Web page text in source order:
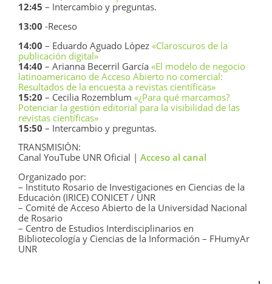
12:45 – Intercambio y preguntas.
13:00 -Receso
14:00 – Eduardo Aguado López «Claroscuros de la
publicación digital»
14:40 – Arianna Becerril García «El modelo de negocio
latinoamericano de Acceso Abierto no comercial:
Resultados de la encuesta a revistas científicas»
15:20 – Cecilia Rozemblum «¿Para qué marcamos?
Potenciar la gestión editorial para la visibilidad de las
revistas científicas»
15:50 – Intercambio y preguntas.
TRANSMISIÓN:
Canal YouTube UNR Oficial | Acceso al canal
Organizado por:
– Instituto Rosario de Investigaciones en Ciencias de la
Educación (IRICE) CONICET / UNR
– Comité de Acceso Abierto de la Universidad Nacional
de Rosario
– Centro de Estudios Interdisciplinarios en
Bibliotecología y Ciencias de la Información – FHumyAr
UNR